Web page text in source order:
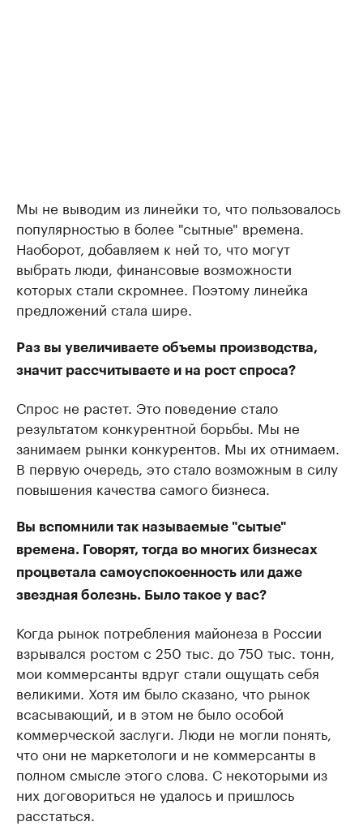
Мы не выводим из линейки то, что пользовалось
популярностью в более "сытные" времена.
Наоборот, добавляем к ней то, что могут
выбрать люди, финансовые возможности
которых стали скромнее. Поэтому линейка
предложений стала шире.
Раз вы увеличиваете объемы производства,
значит рассчитываете и на рост спроса?
Спрос не растет. Это поведение стало
результатом конкурентной борьбы. Мы не
занимаем рынки конкурентов. Мы их отнимаем.
В первую очередь, это стало возможным в силу
повышения качества самого бизнеса.
Вы вспомнили так называемые "сытые"
времена. Говорят, тогда во многих бизнесах
процветала самоуспокоенность или даже
звездная болезнь. Было такое у вас?
Когда рынок потребления майонеза в России
взрывался ростом с 250 тыс. до 750 тыс. тонн,
мои коммерсанты вдруг стали ощущать себя
великими. Хотя им было сказано, что рынок
всасывающий, и в этом не было особой
коммерческой заслуги. Люди не могли понять,
что они не маркетологи и не коммерсанты в
полном смысле этого слова. С некоторыми из
них договориться не удалось и пришлось
расстаться.